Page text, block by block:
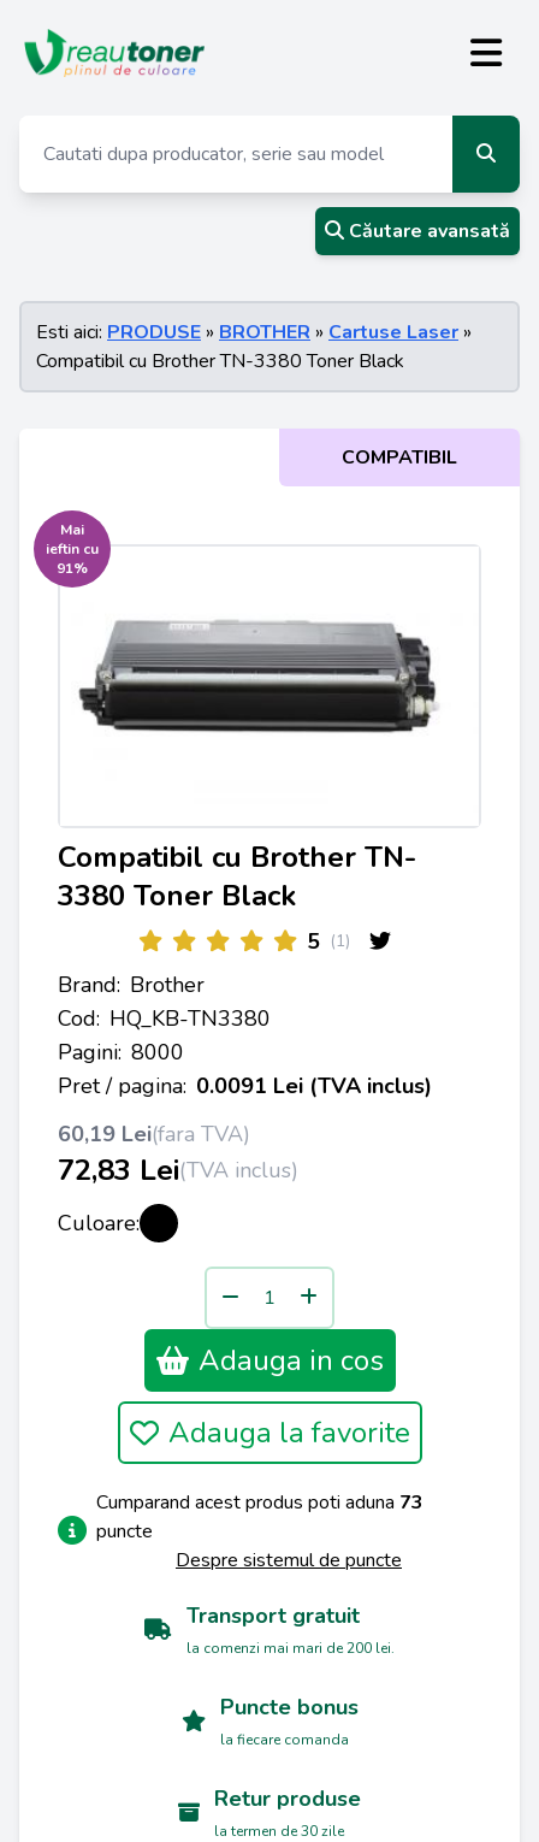
Căutare avansată
Esti aici: PRODUSE » BROTHER » Cartuse Laser »
Compatibil cu Brother TN-3380 Toner Black
COMPATIBIL
Mai
ieftin cu
91%
Compatibil cu Brother TN-
3380 Toner Black
5 (1)
Brand: Brother
Cod: HQ_KB-TN3380
Pagini: 8000
Pret / pagina: 0.0091 Lei (TVA inclus)
60,19 Lei(fara TVA)
72,83 Lei(TVA inclus)
Culoare:
Adauga in cos
Adauga la favorite
Cumparand acest produs poti aduna 73
puncte
Despre sistemul de puncte
Transport gratuit
la comenzi mai mari de 200 lei.
Puncte bonus
la fiecare comanda
Retur produse
la termen de 30 zile